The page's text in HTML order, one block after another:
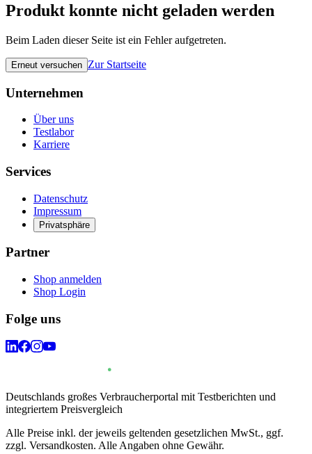
Produkt konnte nicht geladen werden
Beim Laden dieser Seite ist ein Fehler aufgetreten.
Erneut versuchen Zur Startseite
Unternehmen
Über uns
Testlabor
Karriere
Services
Datenschutz
Impressum
Privatsphäre
Partner
Shop anmelden
Shop Login
Folge uns
Deutschlands großes Verbraucherportal mit Testberichten und
integriertem Preisvergleich
Alle Preise inkl. der jeweils geltenden gesetzlichen MwSt., ggf.
zzgl. Versandkosten. Alle Angaben ohne Gewähr.